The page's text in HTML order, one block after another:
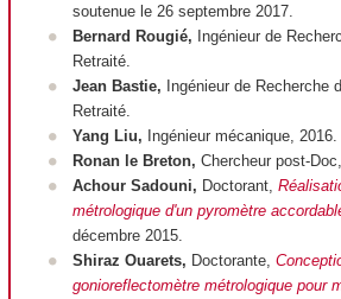
soutenue le 26 septembre 2017.
Bernard Rougié, Ingénieur de
Retraité.
Jean Bastie, Ingénieur de Recherche
Retraité.
Yang Liu, Ingénieur mécanique, 2016.
Ronan le Breton, Chercheur post-
Achour Sadouni, Doctorant,
métrologique d'un pyromètre
décembre 2015.
Shiraz Ouarets, Doctorante,
gonioreflectomètre métrologique pour